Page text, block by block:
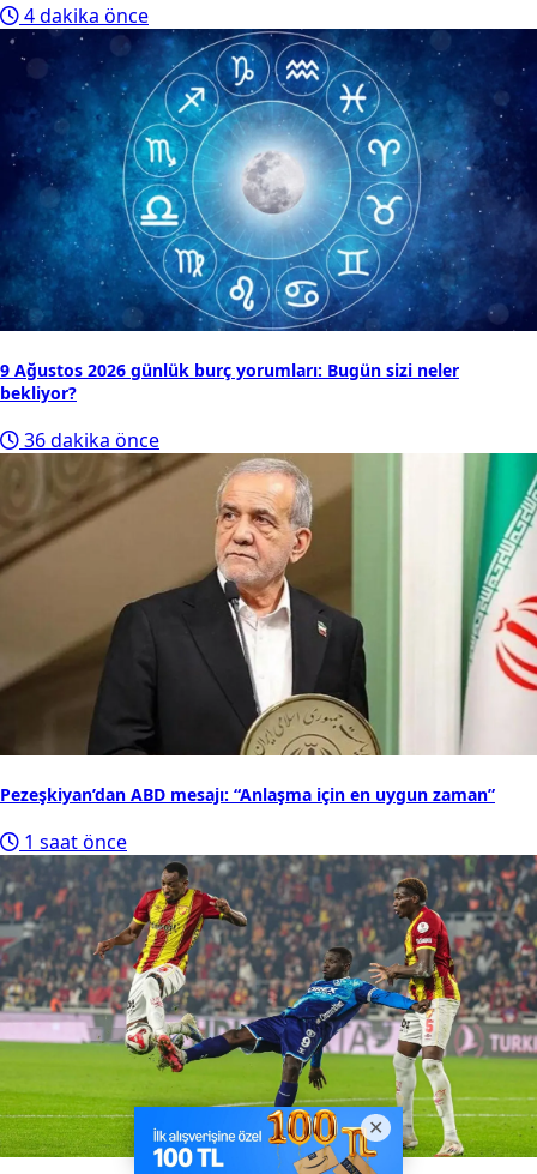
4 dakika önce
9 Ağustos 2026 günlük burç yorumları: Bugün sizi neler
bekliyor?
36 dakika önce
Pezeşkiyan’dan ABD mesajı: “Anlaşma için en uygun zaman”
1 saat önce